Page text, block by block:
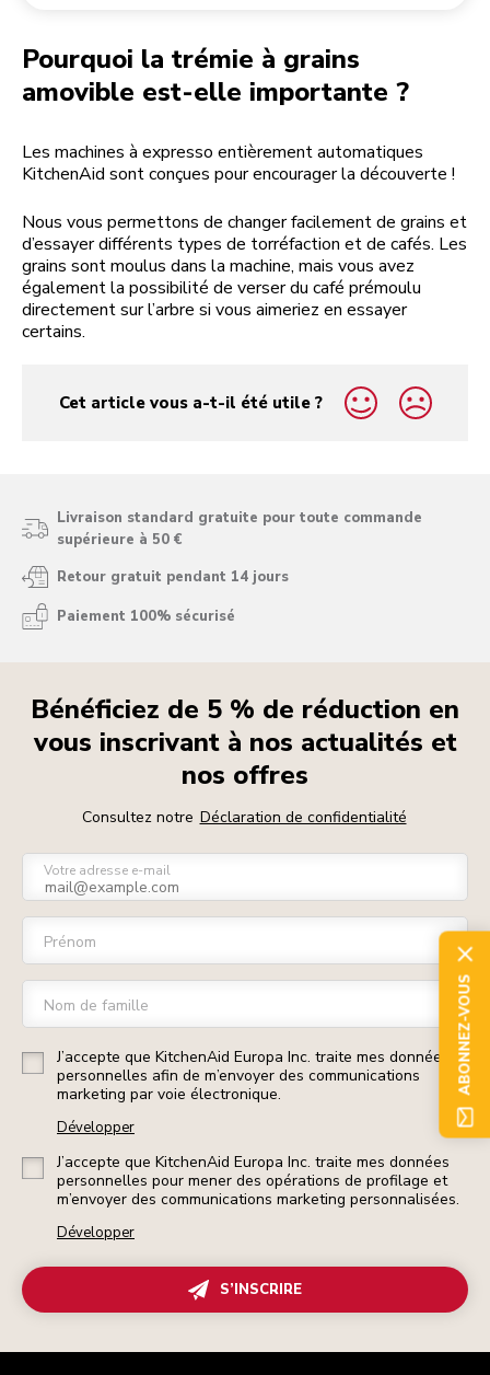
Pourquoi la trémie à grains
amovible est-elle importante ?
Les machines à expresso entièrement automatiques
KitchenAid sont conçues pour encourager la découverte !
Nous vous permettons de changer facilement de grains et
d’essayer différents types de torréfaction et de cafés. Les
grains sont moulus dans la machine, mais vous avez
également la possibilité de verser du café prémoulu
directement sur l’arbre si vous aimeriez en essayer
certains.
Cet article vous a-t-il été utile ?
yes
no
Livraison standard gratuite pour toute commande
supérieure à 50 €
Retour gratuit pendant 14 jours
Paiement 100% sécurisé
Bénéficiez de 5 % de réduction en
vous inscrivant à nos actualités et
nos offres
Consultez notre Déclaration de confidentialité
Votre adresse e-mail
Prénom
Nom de famille
J’accepte que KitchenAid Europa Inc. traite mes données
personnelles afin de m’envoyer des communications
marketing par voie électronique.
Développer
J’accepte que KitchenAid Europa Inc. traite mes données
personnelles pour mener des opérations de profilage et
m’envoyer des communications marketing personnalisées.
Développer
S’INSCRIRE
ABONNEZ-VOUS